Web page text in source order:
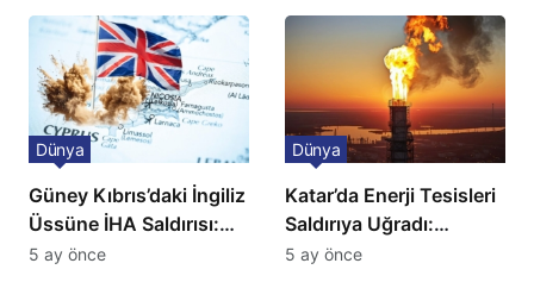
Düzenleme
Güney Kıbrıs’daki İngiliz
Üssüne İHA Saldırısı:
Patlama, Sirenler ve
Dünya
5 ay önce
Katar’da Enerji Tesisleri
Saldırıya Uğradı:
Avrupa’da Doğalgaz
Dünya
5 ay önce